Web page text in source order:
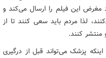
مغرض این فیلم را ارسال می‌کند و
لذا مردم باید سعی کنند تا از
منتشر کنند.
پزشک می‌تواند قبل از درگیری